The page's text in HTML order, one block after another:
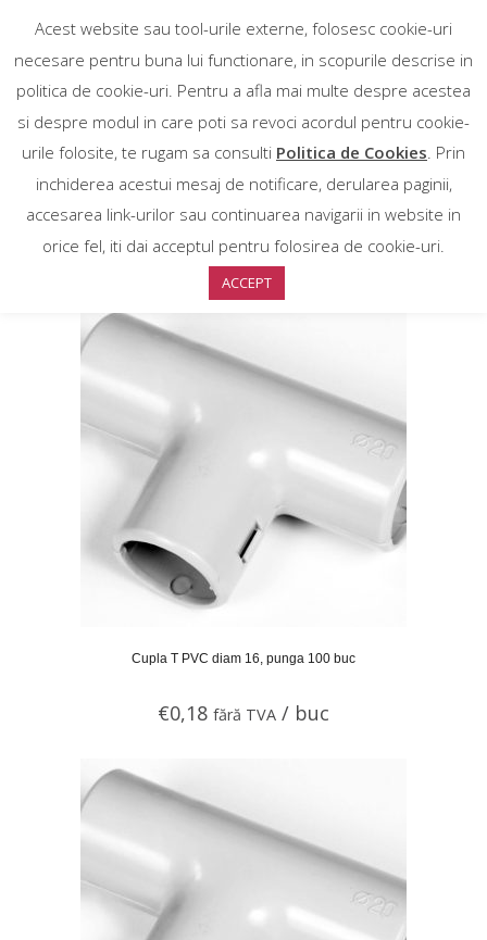
Sortare implicită
Cupla T PVC diam 16, punga 100 buc
€0,18 fără TVA / buc
Acest website sau tool-urile externe, folosesc cookie-uri
necesare pentru buna lui functionare, in scopurile descrise in
politica de cookie-uri. Pentru a afla mai multe despre acestea
si despre modul in care poti sa revoci acordul pentru cookie-
urile folosite, te rugam sa consulti Politica de Cookies. Prin
inchiderea acestui mesaj de notificare, derularea paginii,
accesarea link-urilor sau continuarea navigarii in website in
orice fel, iti dai acceptul pentru folosirea de cookie-uri.
ACCEPT